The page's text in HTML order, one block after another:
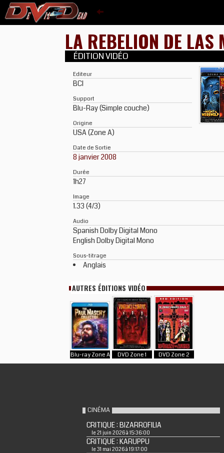
LA REBELION DE LAS
ÉDITION VIDÉO
Editeur
BCI
Support
Blu-Ray (Simple couche)
Origine
USA (Zone A)
Date de Sortie
8 janvier 2008
Durée
1h27
Image
1.33 (4/3)
Audio
Spanish Dolby Digital Mono
English Dolby Digital Mono
Sous-titrage
Anglais
AUTRES ÉDITIONS VIDÉO
Blu-ray Zone A DVD Zone 1 DVD Zone 2
CINÉMA
CRITIQUE : BIZARROFILIA
le 21 juin 2026 à 15:36:00
CRITIQUE : KARUPPU
le 31 mai 2026 à 19:17:00